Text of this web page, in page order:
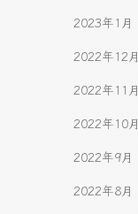
2023年1月
2022年12月
2022年11月
2022年10月
2022年9月
2022年8月